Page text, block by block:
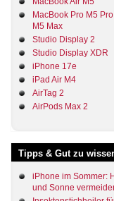
MacBook Pro M5
M5 Max
Studio Display 2
Studio Display XDR
iPhone 17e
iPad Air M4
AirTag 2
AirPods Max 2
Tipps & Gut zu
iPhone im Sommer:
und Sonne